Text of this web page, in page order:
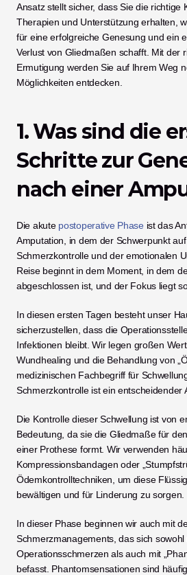
Ansatz stellt sicher, dass Sie die richtige
Therapien und Unterstützung erhalten,
für eine erfolgreiche Genesung und ein
Verlust von Gliedmaßen schafft. Mit der
Ermutigung werden Sie auf Ihrem Weg
Möglichkeiten entdecken.
1. Was sind die
Schritte zur
nach einer
Die akute postoperative Phase ist das
Amputation, in dem der Schwerpunkt
Schmerzkontrolle und der emotionalen
Reise beginnt in dem Moment, in dem
abgeschlossen ist, und der Fokus liegt
In diesen ersten Tagen besteht unser
sicherzustellen, dass die
Infektionen bleibt. Wir legen großen
Wundhealing und die Behandlung von
medizinischen Fachbegriff für
Schmerzkontrolle ist ein entscheidender
Die Kontrolle dieser Schwellung ist von
Bedeutung, da sie die Gliedmaße für
einer Prothese formt. Wir verwenden
Kompressionsbandagen oder
Ödemkontrolltechniken, um diese
bewältigen und für Linderung zu sorgen.
In dieser Phase beginnen wir auch mit
Schmerzmanagements, das sich sowohl
Operationsschmerzen als auch mit
befasst. Phantomsensationen sind